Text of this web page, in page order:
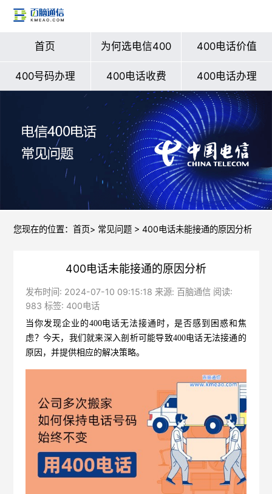
首页 为何选电信400 400电话价值
400号码办理 400电话收费 400电话办理
您现在的位置： 首页> 常见问题> 400电话未能接通的原因分析
400电话未能接通的原因分析
发布时间: 2024-07-10 09:15:18 来源: 百脑通信 阅读:
983 标签: 400电话
当你发现企业的400电话无法接通时，是否感到困惑和焦
虑？今天，我们就来深入剖析可能导致400电话无法接通的
原因，并提供相应的解决策略。